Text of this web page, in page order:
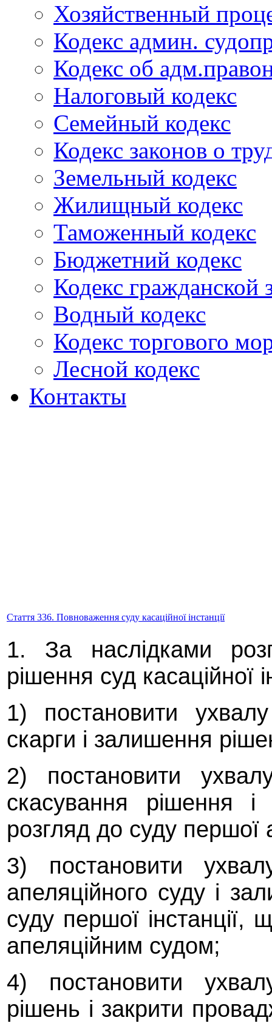
Хозяйственный
Кодекс админ.
Кодекс об
Налоговый кодекс
Семейный кодекс
Кодекс законов о
Земельный кодекс
Жилищный кодекс
Таможенный кодекс
Бюджетний кодекс
Кодекс гражданской
Водный кодекс
Кодекс торгового
Лесной кодекс
Контакты
Стаття 336. Повноваження суду касаційної інстанції
1. За наслідками
рішення суд касаційної
1) постановити
скарги і залишення
2) постановити
скасування рішення
розгляд до суду першої
3) постановити
апеляційного суду і
суду першої
апеляційним судом;
4) постановити
рішень і закрити